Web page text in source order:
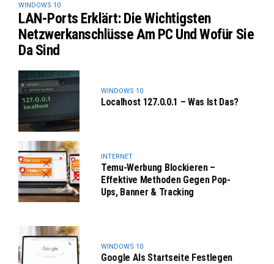
WINDOWS 10
LAN-Ports Erklärt: Die Wichtigsten
Netzwerkanschlüsse Am PC Und Wofür Sie
Da Sind
WINDOWS 10
Localhost 127.0.0.1 – Was Ist Das?
INTERNET
Temu-Werbung Blockieren –
Effektive Methoden Gegen Pop-
Ups, Banner & Tracking
WINDOWS 10
Google Als Startseite Festlegen